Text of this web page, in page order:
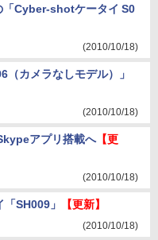
「Cyber-shotケータイ S0
(2010/10/18)
カメラなしモデル）」
(2010/10/18)
アプリ搭載へ【更
(2010/10/18)
SH009」 【更新】
(2010/10/18)